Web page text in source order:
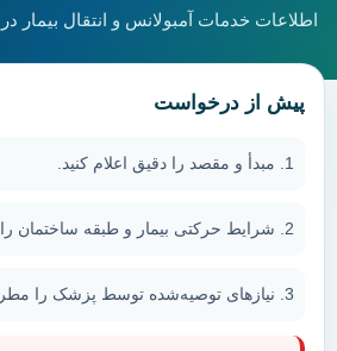
اطلاعات خدمات آمبولانس و انتقال بیمار
پیش از درخواست
مبدأ و مقصد را دقیق اعلام کنید.
شرایط حرکتی بیمار و طبقه ساختمان را
نیازهای توصیه‌شده توسط پزشک را